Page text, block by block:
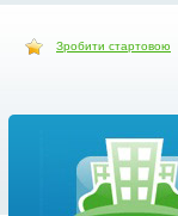
Зробити стартовою